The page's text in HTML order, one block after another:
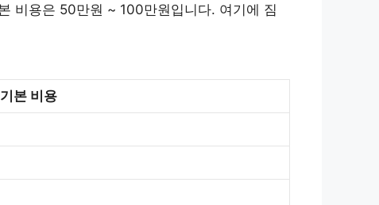
비용은 50만원 ~ 100만원입니다. 여기에 짐
기본 비용